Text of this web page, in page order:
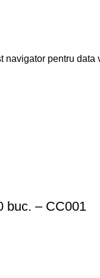
pentru data
buc. – CC001